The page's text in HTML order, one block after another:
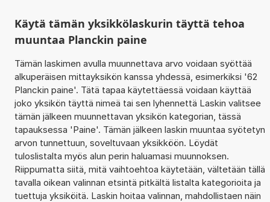
Käytä tämän yksikkölaskurin täyttä tehoa
muuntaa Planckin paine
Tämän laskimen avulla muunnettava arvo voidaan syöttää
alkuperäisen mittayksikön kanssa yhdessä, esimerkiksi '62
Planckin paine'. Tätä tapaa käytettäessä voidaan käyttää
joko yksikön täyttä nimeä tai sen lyhennettä Laskin valitsee
tämän jälkeen muunnettavan yksikön kategorian, tässä
tapauksessa 'Paine'. Tämän jälkeen laskin muuntaa syötetyn
arvon tunnettuun, soveltuvaan yksikköön. Löydät
tuloslistalta myös alun perin haluamasi muunnoksen.
Riippumatta siitä, mitä vaihtoehtoa käytetään, vältetään tällä
tavalla oikean valinnan etsintä pitkältä listalta kategorioita ja
tuettuja yksiköitä. Laskin hoitaa valinnan, mahdollistaen näin